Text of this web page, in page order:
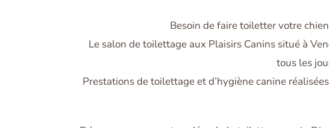
Besoin de faire toiletter votre
Le salon de toilettage aux Plaisirs Canins situé à
tous les
Prestations de toilettage et d’hygiène canine